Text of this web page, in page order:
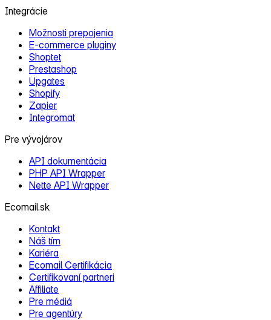
Integrácie
Možnosti prepojenia
E‑commerce pluginy
Shoptet
Prestashop
Upgates
Shopify
Zapier
Integromat
Pre vývojárov
API dokumentácia
PHP API Wrapper
Nette API Wrapper
Ecomail.sk
Kontakt
Náš tím
Kariéra
Ecomail Certifikácia
Certifikovaní partneri
Affiliate
Pre médiá
Pre agentúry